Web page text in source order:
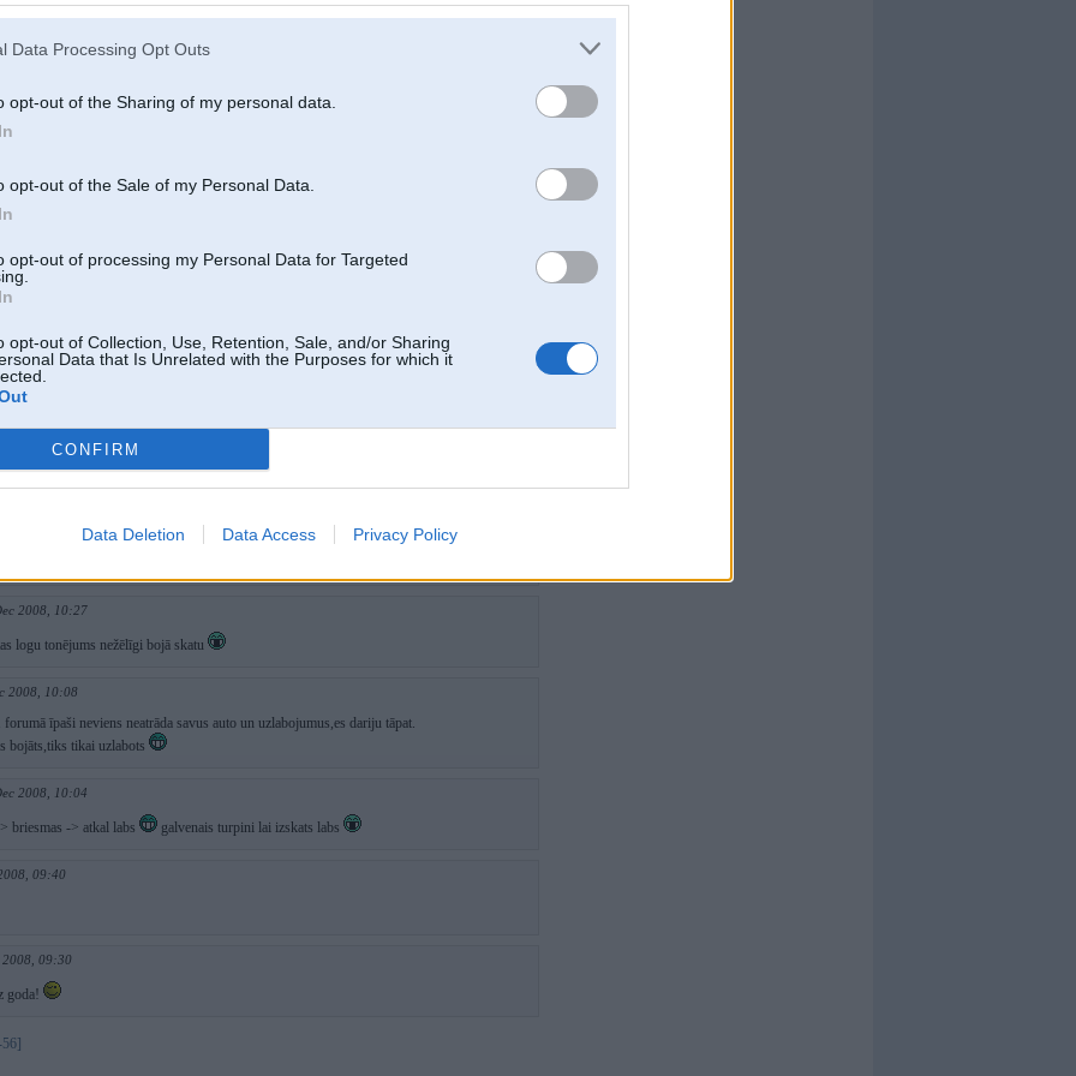
Data Processing Opt Outs
opt-out of the Sharing of my personal data.
opt-out of the Sale of my Personal Data.
opt-out of processing my Personal Data for Targeted
opt-out of Collection, Use, Retention, Sale, and/or Sharing
Data that Is Unrelated with the Purposes for which it
CONFIRM
Data Deletion Data Access Privacy Policy
savu galeriju un arī paplāties
saimniekam! Zinu ka daudz laika ieguldit, naudas.. Prieks ka cilvēki dara kaut ko lidz
2008, 19:40
auto uz tiem Alpina/BMW diskiem
2008, 12:48
uzdzinis
Dec 2008, 12:47
Dec 2008, 12:25
2008, 10:27
logu tonējums nežēlīgi bojā skatu
2008, 10:08
forumā īpaši neviens neatrāda savus auto un uzlabojumus,es dariju tāpat.
bojāts,tiks tikai uzlabots
2008, 10:04
briesmas -> atkal labs galvenais turpini lai izskats labs
09:40
2008, 09:30
goda!